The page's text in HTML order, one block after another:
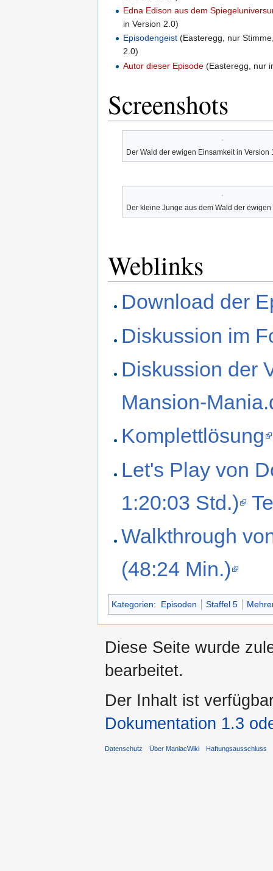
Edna Edison aus dem
in Version 2.0)
Episodengeist (Easteregg, nur
2.0)
Autor dieser Episode (Easteregg, nur
Screenshots
Der Wald der ewigen Einsamkeit in Version
Der kleine Junge aus dem Wald der
Weblinks
Download der
Diskussion im
Diskussion der
Mansion-
Komplettlösung
Let's Play von
1:20:03 Std.)
Walkthrough
(48:24 Min.)
Kategorien: Episoden Staffel 5
Diese Seite wurde
bearbeitet.
Der Inhalt ist
Dokumentation 1.3
Datenschutz Über ManiacWiki Haftungsausschluss